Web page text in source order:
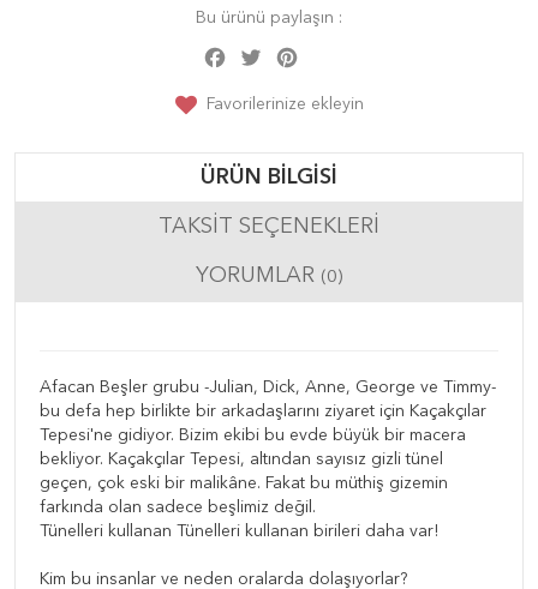
Bu ürünü paylaşın :
Facebook
Twitter
Favorilerinize ekleyin
ÜRÜN BILGISI
TAKSIT SEÇENEKLERI
YORUMLAR (0)
Afacan Beşler grubu -Julian, Dick, Anne, George ve Timmy-
bu defa hep birlikte bir arkadaşlarını ziyaret için Kaçakçılar
Tepesi'ne gidiyor. Bizim ekibi bu evde büyük bir macera
bekliyor. Kaçakçılar Tepesi, altından sayısız gizli tünel
geçen, çok eski bir malikâne. Fakat bu müthiş gizemin
farkında olan sadece beşlimiz değil.
Tünelleri kullanan Tünelleri kullanan birileri daha var!
Kim bu insanlar ve neden oralarda dolaşıyorlar?